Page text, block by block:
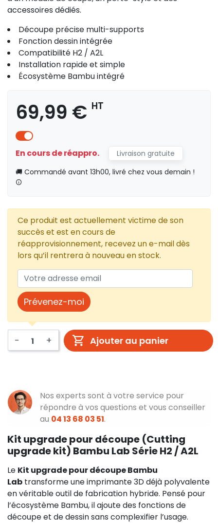
accessoires dédiés.
Découpe précise multi-supports
Fonction dessin intégrée
Compatibilité H2 / A2L
Installation rapide et simple
Écosystème Bambu intégré
69,99 € HT
En cours de réappro.
Livraison gratuite
🚚 Commandé avant 13h00, livré chez vous demain !
Ce produit est actuellement victime de son
succès et est en cours de
réapprovisionnement, recevez un e-mail dès
lors qu’il rentrera à nouveau en stock.
Prévenez-moi
- + Ajouter au panier
Nos experts sont à votre service pour
répondre à vos questions et vous conseiller
au 04 13 68 03 51.
Kit upgrade pour découpe (Cutting
upgrade kit) Bambu Lab Série H2 / A2L
Le Kit upgrade pour découpe Bambu
Lab transforme une imprimante 3D déjà polyvalente
en véritable outil de fabrication hybride. Pensé pour
l’écosystème Bambu, il ajoute des fonctions de
découpe et de dessin sans complexifier l’usage.